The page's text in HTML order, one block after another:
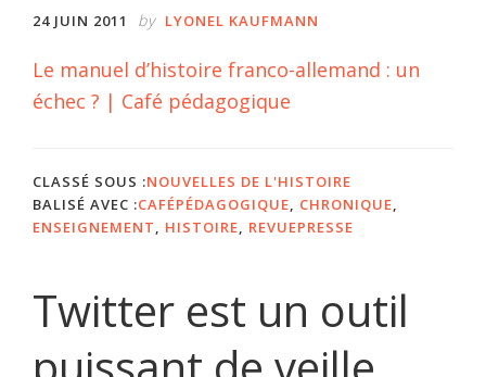
24 JUIN 2011 by LYONEL KAUFMANN
Le manuel d’histoire franco-allemand : un
échec ? | Café pédagogique
CLASSÉ SOUS :NOUVELLES DE L'HISTOIRE
BALISÉ AVEC :CAFÉPÉDAGOGIQUE CHRONIQUE
ENSEIGNEMENT
HISTOIRE REVUEPRESSE
Twitter est un outil